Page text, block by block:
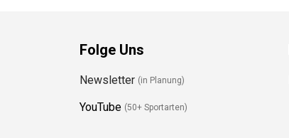
Folge Uns
Newsletter (in Planung)
YouTube (50+ Sportarten)